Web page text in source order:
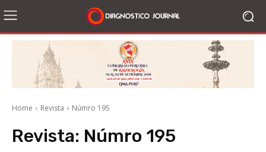
Home Revista Númro 195
Revista: Númro 195